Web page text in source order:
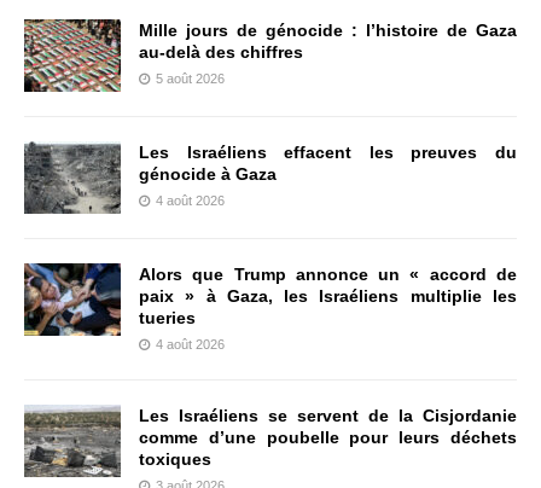
Mille jours de génocide : l’histoire de Gaza
au-delà des chiffres
5 août 2026
Les Israéliens effacent les preuves du
génocide à Gaza
4 août 2026
Alors que Trump annonce un « accord de
paix » à Gaza, les Israéliens multiplie les
tueries
4 août 2026
Les Israéliens se servent de la Cisjordanie
comme d’une poubelle pour leurs déchets
toxiques